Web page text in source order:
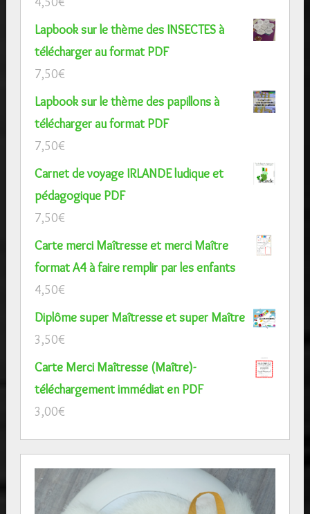
Lapbook sur le thème des INSECTES à
télécharger au format PDF
7,50€
Lapbook sur le thème des papillons à
télécharger au format PDF
7,50€
Carnet de voyage IRLANDE ludique et
pédagogique PDF
7,50€
Carte merci Maîtresse et merci Maître
format A4 à faire remplir par les enfants
4,50€
Diplôme super Maîtresse et super Maître
3,50€
Carte Merci Maîtresse (Maître)-
téléchargement immédiat en PDF
3,00€